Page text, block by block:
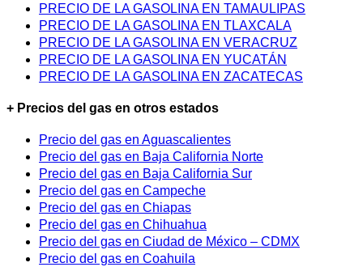
PRECIO DE LA GASOLINA EN TAMAULIPAS
PRECIO DE LA GASOLINA EN TLAXCALA
PRECIO DE LA GASOLINA EN VERACRUZ
PRECIO DE LA GASOLINA EN YUCATÁN
PRECIO DE LA GASOLINA EN ZACATECAS
+ Precios del gas en otros estados
Precio del gas en Aguascalientes
Precio del gas en Baja California Norte
Precio del gas en Baja California Sur
Precio del gas en Campeche
Precio del gas en Chiapas
Precio del gas en Chihuahua
Precio del gas en Ciudad de México – CDMX
Precio del gas en Coahuila